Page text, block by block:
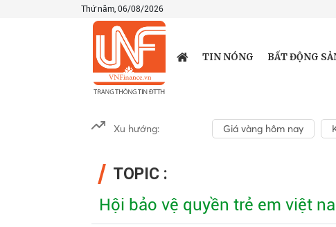
Thứ năm, 06/08/2026
TIN NÓNG BẤT ĐỘNG
Xu hướng: Giá vàng hôm nay
TOPIC :
Hội bảo vệ quyền trẻ em việt